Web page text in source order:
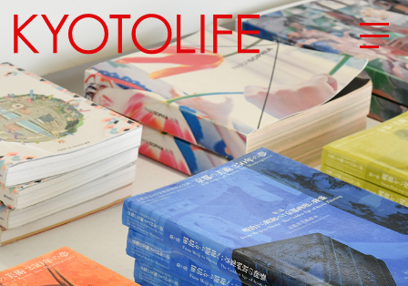
エリアから探す
地図から探す
カテゴリーから探す
SPECIAL